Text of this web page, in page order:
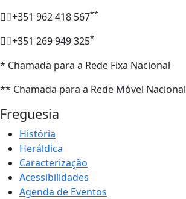
+351 962 418 567**
+351 269 949 325*
* Chamada para a Rede Fixa Nacional
** Chamada para a Rede Móvel Nacional
Freguesia
História
Heráldica
Caracterização
Acessibilidades
Agenda de Eventos